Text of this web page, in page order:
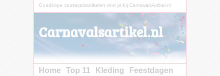
Goedkope carnavalsartikelen vind je bij CarnavalsArtikel.nl
Carnavalsartikel.nl
Home Top 11 Kleding
Feestdagen